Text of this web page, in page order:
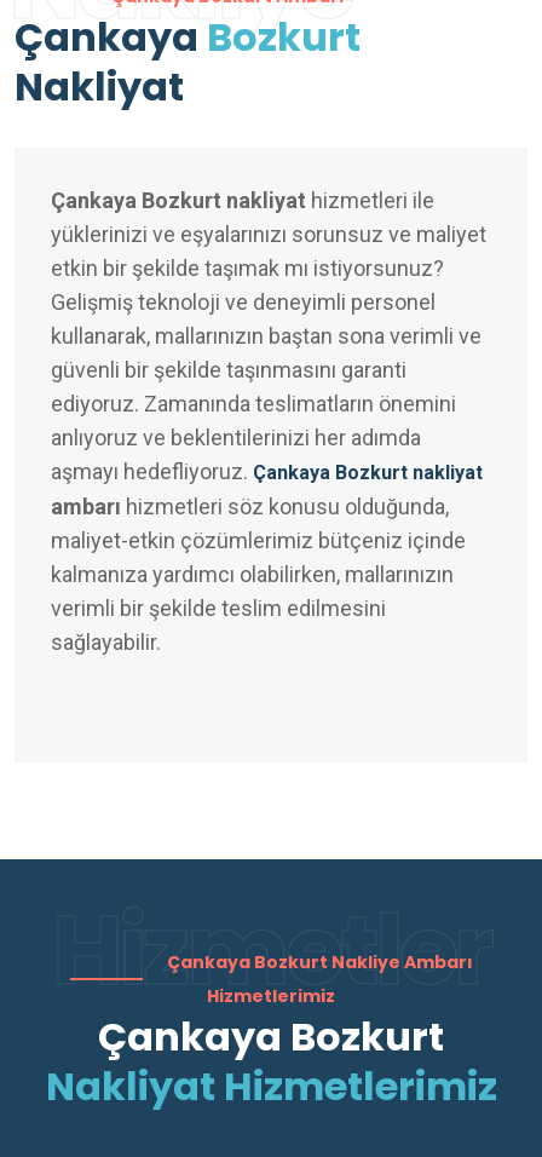
Çankaya Bozkurt
Nakliyat
Çankaya Bozkurt nakliyat hizmetleri ile
yüklerinizi ve eşyalarınızı sorunsuz ve maliyet
etkin bir şekilde taşımak mı istiyorsunuz?
Gelişmiş teknoloji ve deneyimli personel
kullanarak, mallarınızın baştan sona verimli ve
güvenli bir şekilde taşınmasını garanti
ediyoruz. Zamanında teslimatların önemini
anlıyoruz ve beklentilerinizi her adımda
aşmayı hedefliyoruz. Çankaya Bozkurt nakliyat
ambarı hizmetleri söz konusu olduğunda,
maliyet-etkin çözümlerimiz bütçeniz içinde
kalmanıza yardımcı olabilirken, mallarınızın
verimli bir şekilde teslim edilmesini
sağlayabilir.
Hizmetler
Çankaya Bozkurt Nakliye Ambarı
Hizmetlerimiz
Çankaya Bozkurt
Nakliyat Hizmetlerimiz